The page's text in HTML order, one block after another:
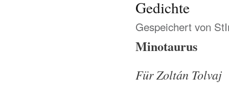
Gedichte
Gespeichert von
Minotaurus
Für Zoltán Tolvaj